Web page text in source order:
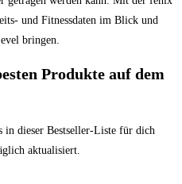
und Fitnessdaten im Blick und
bringen.
⁤Produkte auf dem‌
in dieser Bestseller-Liste für dich
​aktualisiert.